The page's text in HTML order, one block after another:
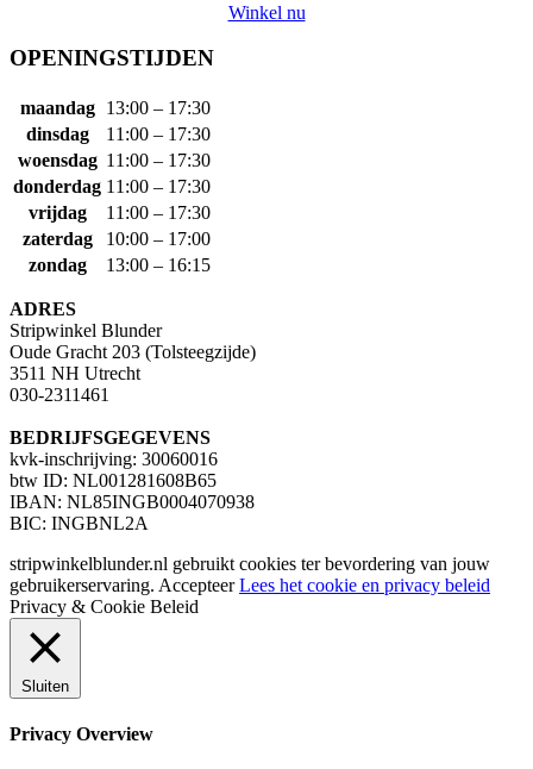
Winkel nu
OPENINGSTIJDEN
maandag
13:00 – 17:30
dinsdag
11:00 – 17:30
woensdag 11:00 – 17:30
donderdag 11:00 – 17:30
vrijdag
11:00 – 17:30
zaterdag
10:00 – 17:00
zondag
13:00 – 16:15
ADRES
Stripwinkel Blunder
Oude Gracht 203 (Tolsteegzijde)
3511 NH Utrecht
030-2311461
BEDRIJFSGEGEVENS
kvk-inschrijving: 30060016
btw ID: NL001281608B65
IBAN: NL85INGB0004070938
BIC: INGBNL2A
stripwinkelblunder.nl gebruikt cookies ter bevordering van jouw
gebruikerservaring. Accepteer Lees het cookie en privacy beleid
Privacy & Cookie Beleid
Sluiten
Privacy Overview